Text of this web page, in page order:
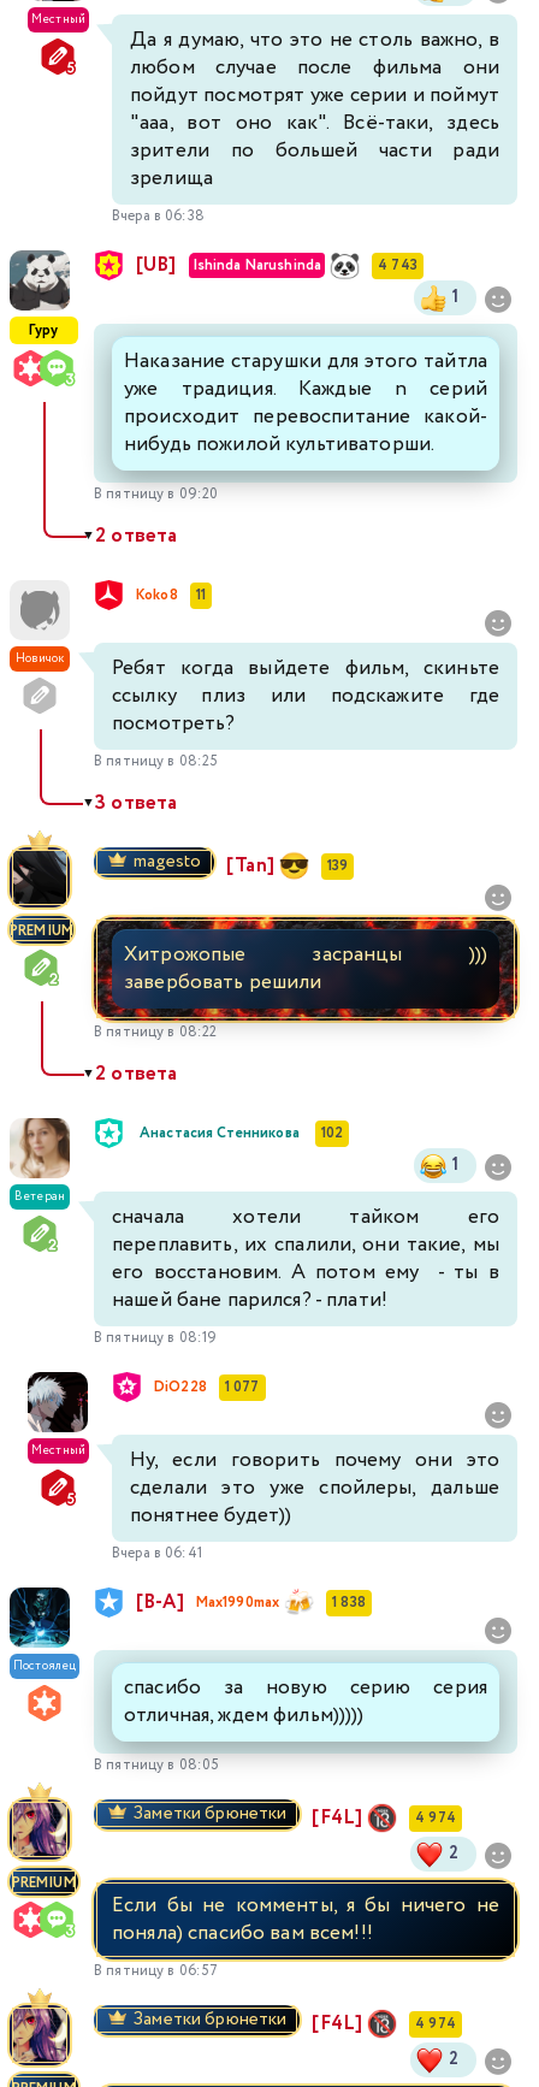
Местный
Да я думаю, что это не столь важно, в
любом случае после фильма они
пойдут посмотрят уже серии и поймут
"ааа, вот оно как". Всё-таки, здесь
зрители по большей части ради
зрелища
Вчера в 06:38
Гуру
[UB] Ishinda Narushinda 4 743
1
Наказание старушки для этого тайтла
уже традиция. Каждые n серий
происходит перевоспитание какой-
нибудь пожилой культиваторши.
В пятницу в 09:20
▼2 ответа
Новичок
Koko8 11
Ребят когда выйдете фильм, скиньте
ссылку плиз или подскажите где
посмотреть?
В пятницу в 08:25
▼3 ответа
PREMIUM
magesto [Tan] 139
Хитрожопые засранцы )))
завербовать решили
В пятницу в 08:22
▼2 ответа
Ветеран
Анастасия Стенникова 102
1
сначала хотели тайком его
переплавить, их спалили, они такие, мы
его восстановим. А потом ему - ты в
нашей бане парился? - плати!
В пятницу в 08:19
Местный
DiO228 1 077
Ну, если говорить почему они это
сделали это уже спойлеры, дальше
понятнее будет))
Вчера в 06:41
Постоялец
[В-А] Max1990max 1 838
спасибо за новую серию серия
отличная, ждем фильм)))))
В пятницу в 08:05
PREMIUM
Заметки брюнетки [F4L] 4 974
2
Если бы не комменты, я бы ничего не
поняла) спасибо вам всем!!!
В пятницу в 06:57
Заметки брюнетки [F4L] 4 974
2